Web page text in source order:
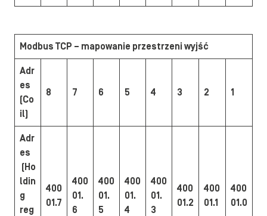
Modbus TCP – mapowanie przestrzeni wyjść
Adr
es
(Co
il)
8 7 6 5 4 3 2 1
Adr
es
(Ho
ldin
g
reg
400
01.7
400
01.
6
400
01.
5
400
01.
4
400
01.
3
400
01.2
400
01.1
400
01.0